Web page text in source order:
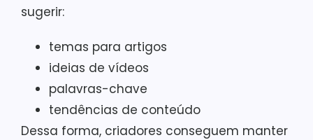
sugerir:
temas para artigos
ideias de vídeos
palavras-chave
tendências de conteúdo
Dessa forma, criadores conseguem manter